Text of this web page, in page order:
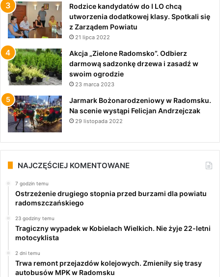
Rodzice kandydatów do I LO chcą
utworzenia dodatkowej klasy. Spotkali się
z Zarządem Powiatu
21 lipca 2022
Akcja „Zielone Radomsko”. Odbierz
darmową sadzonkę drzewa i zasadź w
swoim ogrodzie
23 marca 2023
Jarmark Bożonarodzeniowy w Radomsku.
Na scenie wystąpi Felicjan Andrzejczak
29 listopada 2022
NAJCZĘŚCIEJ KOMENTOWANE
7 godzin temu
Ostrzeżenie drugiego stopnia przed burzami dla powiatu
radomszczańskiego
23 godziny temu
Tragiczny wypadek w Kobielach Wielkich. Nie żyje 22-letni
motocyklista
2 dni temu
Trwa remont przejazdów kolejowych. Zmieniły się trasy
autobusów MPK w Radomsku